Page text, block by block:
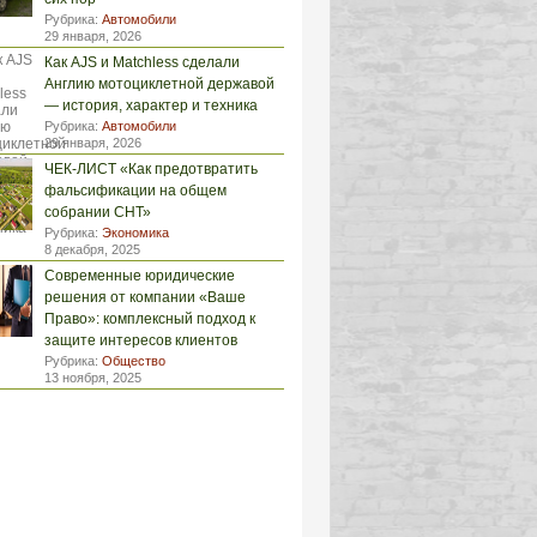
Рубрика: Автомобили
29 января, 2026
Как AJS и Matchless сделали
Англию мотоциклетной державой
— история, характер и техника
Рубрика: Автомобили
29 января, 2026
ЧЕК-ЛИСТ «Как предотвратить
фальсификации на общем
собрании СНТ»
Рубрика: Экономика
8 декабря, 2025
Современные юридические
решения от компании «Ваше
Право»: комплексный подход к
защите интересов клиентов
Рубрика: Общество
13 ноября, 2025